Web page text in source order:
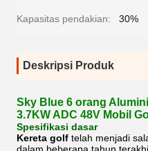
Kapasitas pendakian: 30%
Deskripsi Produk
Sky Blue 6 orang
3.7KW ADC 48V Mobil
Spesifikasi dasar
Kereta golf telah menjadi